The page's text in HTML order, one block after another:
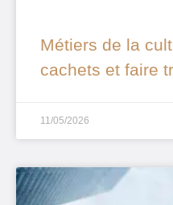
Métiers de la
cachets et faire
11/05/2026